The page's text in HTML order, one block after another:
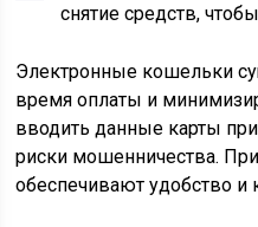
снятие средств,
Электронные кошельки
время оплаты и
вводить данные карты
риски мошенничества.
обеспечивают удобство и